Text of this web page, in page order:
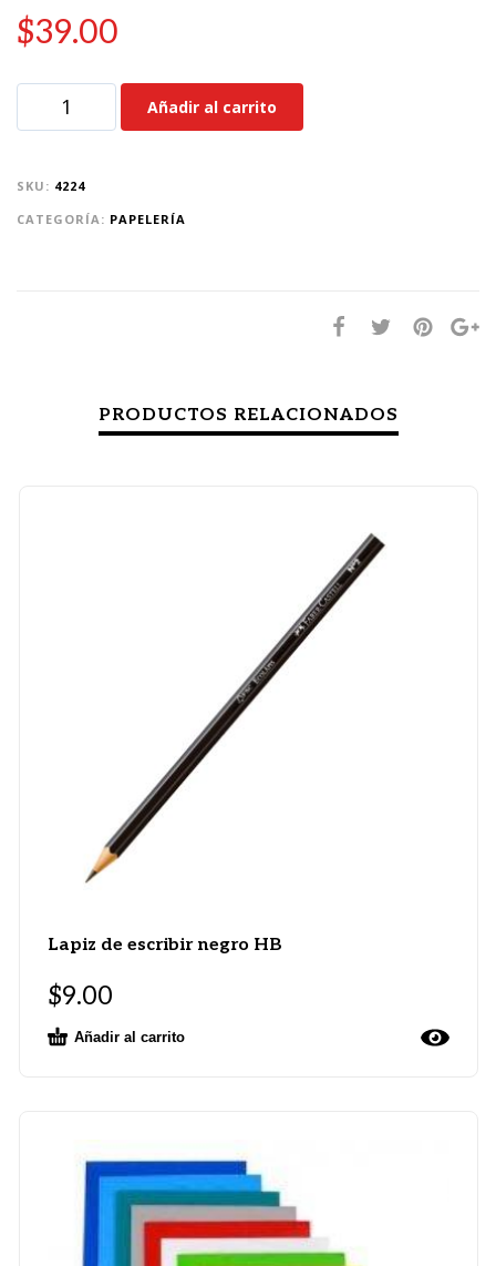
$39.00
Añadir al carrito
SKU: 4224
CATEGORÍA: PAPELERÍA
PRODUCTOS RELACIONADOS
Lapiz de escribir negro HB
$9.00
Añadir al carrito